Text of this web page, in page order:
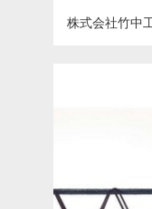
株式会社竹中